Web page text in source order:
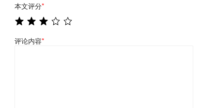
本文评分*
评论内容*